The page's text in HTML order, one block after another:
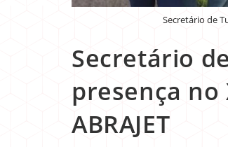
Secretário de
Secretário
presença no
ABRAJET